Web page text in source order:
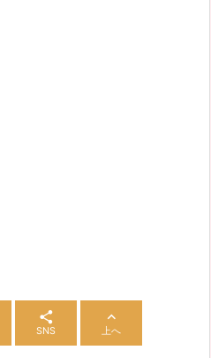

SNS

上へ